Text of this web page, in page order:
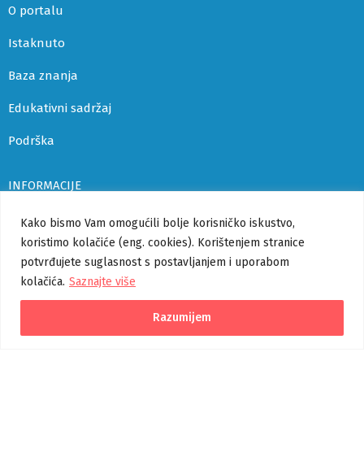
Kako bismo Vam omogućili bolje korisničko iskustvo,
koristimo kolačiće (eng. cookies). Korištenjem stranice
potvrđujete suglasnost s postavljanjem i uporabom
kolačića. Saznajte više
Razumijem
O portalu
Istaknuto
Baza znanja
Edukativni sadržaj
Podrška
INFORMACIJE
Uvjeti korištenja i politika privatnosti
Izjava o pristupačnosti
Korisničke upute